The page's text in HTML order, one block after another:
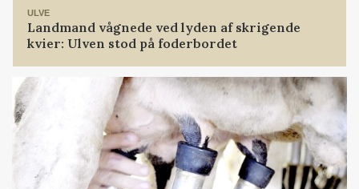
ULVE
Landmand vågnede ved lyden af skrigende
kvier: Ulven stod på foderbordet